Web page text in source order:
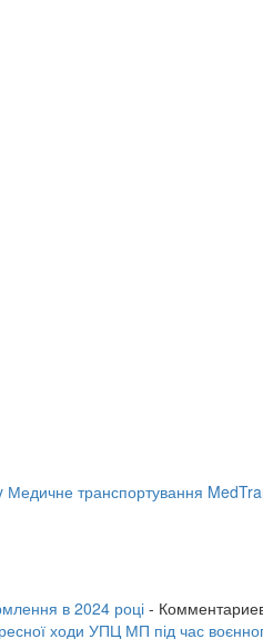
Медичне транспортування
в 2024 році -
ходи УПЦ МП під час